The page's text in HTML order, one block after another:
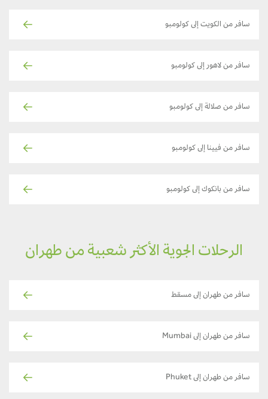
سافر من الكويت إلى كولومبو
سافر من لاهور إلى كولومبو
سافر من صلالة إلى كولومبو
سافر من فيينا إلى كولومبو
سافر من بانكوك إلى كولومبو
الرحلات الجوية الأكثر شعبية من طهران
سافر من طهران إلى مسقط
سافر من طهران إلى Mumbai
سافر من طهران إلى Phuket